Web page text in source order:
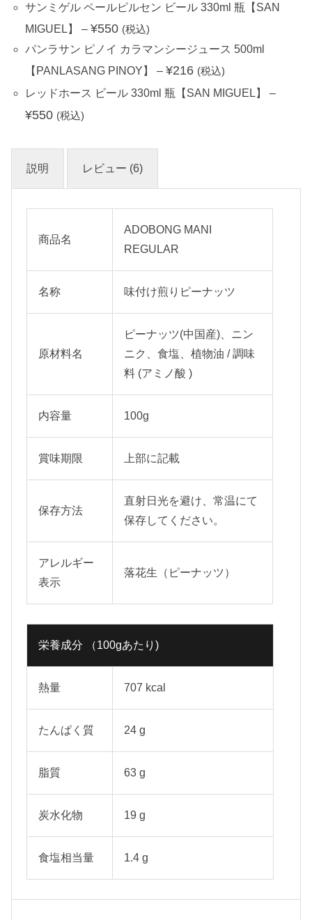
サンミゲル ペールピルセン ビール 330ml 瓶【SAN
MIGUEL】 – ¥550 (税込)
パンラサン ピノイ カラマンシージュース 500ml
【PANLASANG PINOY】 – ¥216 (税込)
レッドホース ビール 330ml 瓶【SAN MIGUEL】 –
¥550 (税込)
説明 レビュー (6)
商品名
ADOBONG MANI
REGULAR
名称 味付け煎りピーナッツ
原材料名
ピーナッツ(中国産)、ニン
ニク、 食塩、植物油 / 調味
料 (アミノ酸 )
内容量 100g
賞味期限 上部に記載
保存方法
直射日光を避け、常温にて
保存してください。
アレルギー
表示
落花生（ピーナッツ）
栄養成分 （100gあたり)
熱量 707 kcal
たんぱく質 24 g
脂質 63 g
炭水化物 19 g
食塩相当量 1.4 g